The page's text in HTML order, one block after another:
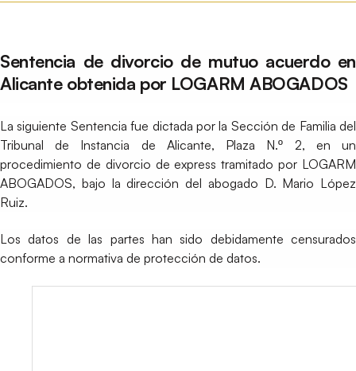
Sentencia de divorcio de mutuo acuerdo en
Alicante obtenida por LOGARM ABOGADOS
La siguiente Sentencia fue dictada por la Sección de Familia del
Tribunal de Instancia de Alicante, Plaza N.º 2, en un
procedimiento de divorcio de express tramitado por LOGARM
ABOGADOS, bajo la dirección del abogado D. Mario López
Ruiz.
Los datos de las partes han sido debidamente censurados
conforme a normativa de protección de datos.